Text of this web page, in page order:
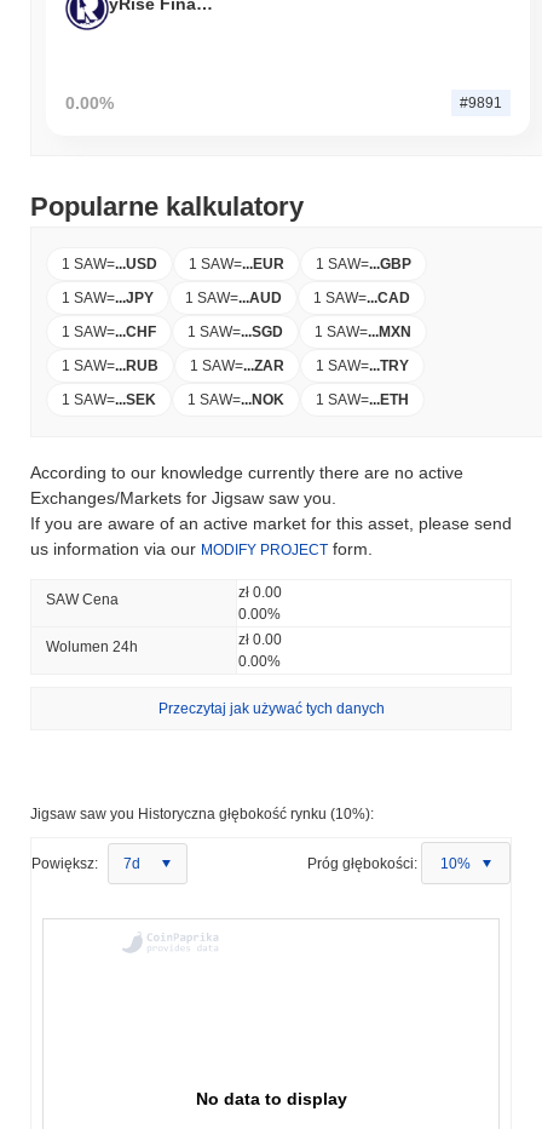
0.00% #9891
Popularne kalkulatory
1 SAW=...USD 1 SAW=...EUR 1 SAW=...GBP
1 SAW=...JPY 1 SAW=...AUD 1 SAW=...CAD
1 SAW=...CHF 1 SAW=...SGD 1 SAW=...MXN
1 SAW=...RUB 1 SAW=...ZAR 1 SAW=...TRY
1 SAW=...SEK 1 SAW=...NOK 1 SAW=...ETH
According to our knowledge currently there are no active
Exchanges/Markets for Jigsaw saw you.
If you are aware of an active market for this asset, please send
us information via our MODIFY PROJECT form.
SAW Cena
zł 0.00
0.00%
Wolumen 24h
zł 0.00
0.00%
Przeczytaj jak używać tych danych
Jigsaw saw you Historyczna głębokość rynku (10%):
Powiększ: 7d Próg głębokości: 10%
No data to display